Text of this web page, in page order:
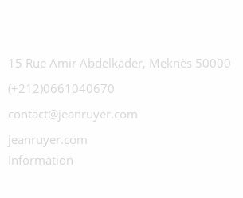
15 Rue Amir Abdelkader, Meknès 50000
(+212)0661040670
contact@jeanruyer.com
jeanruyer.com
Information